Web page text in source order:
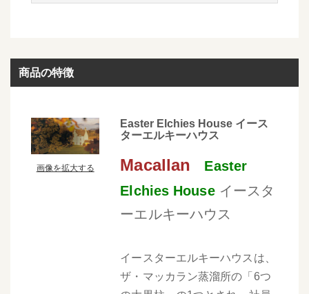
商品の特徴
画像を拡大する
Easter Elchies House イース
ターエルキーハウス
Macallan
Easter
Elchies House イースタ
ーエルキーハウス
イースターエルキーハウスは、
ザ・マッカラン蒸溜所の「6つ